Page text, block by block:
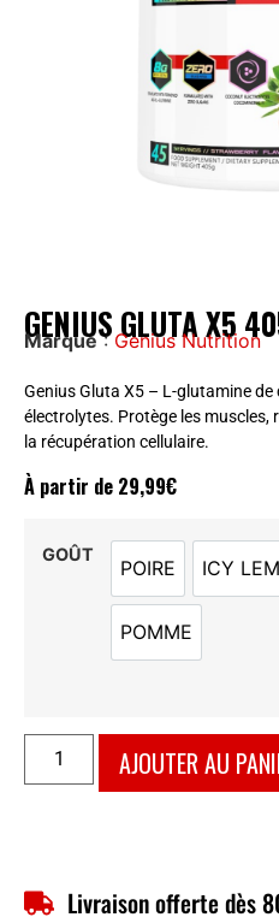
GENIUS GLUTA X5
Marque:Genius Nutrition
Genius Gluta X5 – L-glutamine
électrolytes. Protège les muscles,
la récupération cellulaire.
À partir de 29,99€
GOÛT
POIRE ICY
POMME
AJOUTER AU
Livraison offerte dès